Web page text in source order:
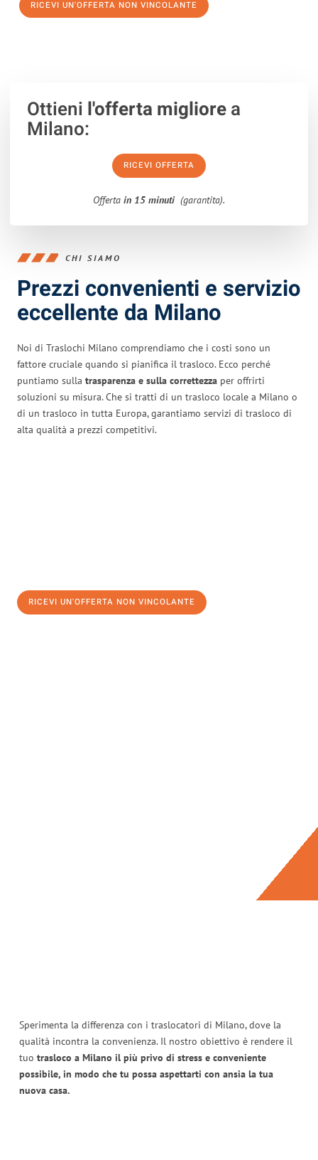
RICEVI UN'OFFERTA NON VINCOLANTE
Ottieni l'offerta migliorea
Milano:
RICEVI OFFERTA
Offerta in 15 minuti (garantita).
CHI SIAMO
Prezzi convenienti e servizio
eccellente da Milano
Noi di Traslochi Milano comprendiamo che i costi sono un
fattore cruciale quando si pianifica il trasloco. Ecco perché
puntiamo sulla trasparenza e sulla correttezza per offrirti
soluzioni su misura. Che si tratti di un trasloco locale a Milano o
di un trasloco in tutta Europa, garantiamo servizi di trasloco di
alta qualità a prezzi competitivi.
RICEVI UN'OFFERTA NON VINCOLANTE
Sperimenta la differenza con i traslocatori di Milano, dove la
qualità incontra la convenienza. Il nostro obiettivo è rendere il
tuo trasloco a Milano il più privo di stress e conveniente
possibile, in modo che tu possa aspettarti con ansia la tua
nuova casa.